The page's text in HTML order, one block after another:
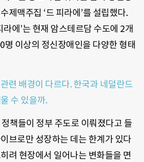
제맥주집 ‘드 피라에’를 설립했다.
라에’는 현재 암스테르담 수도에 2개
명 이상의 정신장애인을 다양한 형태
련 배경이 다르다. 한국과 네덜란드
수 있을까.
책들이 정부 주도로 이뤄졌다고 들
브로만 성장하는 데는 한계가 있다
려 현장에서 일어나는 변화들을 면